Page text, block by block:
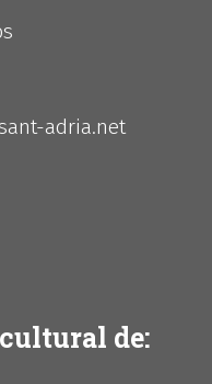
adria.net
de: